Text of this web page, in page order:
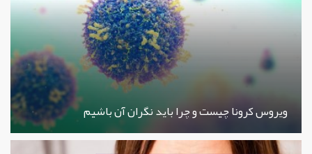
ویروس کرونا چیست و چرا باید نگران آن باشیم